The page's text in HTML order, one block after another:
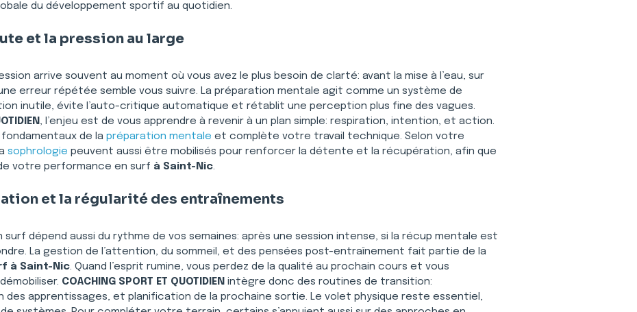
du développement sportif au quotidien.
et la pression au large
arrive souvent au moment où vous avez le plus besoin de clarté: avant la mise à l’eau, sur
erreur répétée semble vous suivre. La préparation mentale agit comme un système de
inutile, évite l’auto-critique automatique et rétablit une perception plus fine des vagues.
, l’enjeu est de vous apprendre à revenir à un plan simple: respiration, intention, et action.
de la préparation mentale et complète votre travail technique. Selon votre
sophrologie peuvent aussi être mobilisés pour renforcer la détente et la récupération, afin que
votre performance en surf à Saint-Nic.
et la régularité des entraînements
surf dépend aussi du rythme de vos semaines: après une session intense, si la récup mentale est
La gestion de l’attention, du sommeil, et des pensées post-entraînement fait partie de la
à Saint-Nic. Quand l’esprit rumine, vous perdez de la qualité au prochain cours et vous
COACHING SPORT ET QUOTIDIEN intègre donc des routines de transition:
des apprentissages, et planification de la prochaine sortie. Le volet physique reste essentiel,